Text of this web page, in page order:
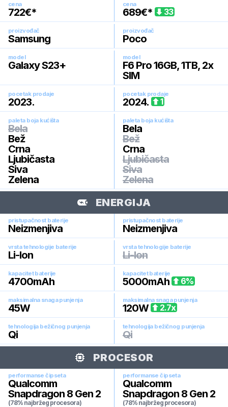
cena
722€*
cena
689€* 33
proizvođač
Samsung
proizvođač
Poco
model
Galaxy S23+
model
F6 Pro 16GB, 1TB, 2x
SIM
pocetak prodaje
2023.
pocetak prodaje
2024. 1
paleta boja kućišta
Bela
Bež
Crna
Ljubičasta
Siva
Zelena
paleta boja kućišta
Bela
Bež
Crna
Ljubičasta
Siva
Zelena
ENERGIJA
pristupačnost baterije
Neizmenjiva
pristupačnost baterije
Neizmenjiva
vrsta tehnologije baterije
Li-Ion
vrsta tehnologije baterije
Li-Ion
kapacitet baterije
4700mAh
kapacitet baterije
5000mAh 6%
maksimalna snaga punjenja
45W
maksimalna snaga punjenja
120W 2.7x
tehnologija bežičnog punjenja
Qi
tehnologija bežičnog punjenja
Qi
PROCESOR
performanse čipseta
Qualcomm
Snapdragon 8 Gen 2
(78% najbržeg procesora)
performanse čipseta
Qualcomm
Snapdragon 8 Gen 2
(78% najbržeg procesora)